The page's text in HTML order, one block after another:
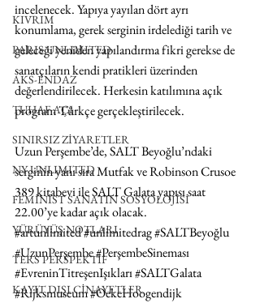
KIVRIM
PARIS UNLIMITED
AKS-ENDAZ
TUHAF AÇI
SINIRSIZ ZİYARETLER
NY UNLIMITED
FEMİNİST SANATIN SOSYOLOJİSİ
YÜRÜYÜŞ NOTLARI
TERS PERSPEKTİF
KAYIT DIŞI CİNAYETLER
incelenecek. Yapıya yayılan dört ayrı
konumlama, gerek serginin irdelediği tarih ve
geleceği yeniden yapılandırma fikri gerekse de
sanatçıların kendi pratikleri üzerinden
değerlendirilecek. Herkesin katılımına açık
program Türkçe gerçekleştirilecek.
Uzun Perşembe’de, SALT Beyoğlu’ndaki
serginin yanı sıra Mutfak ve Robinson Crusoe
389 kitabevi ile SALT Galata yapısı saat
22.00’ye kadar açık olacak.
#artunlimited#unlimitedrag#SALTBeyoğlu
#UzunPerşembe#PerşembeSineması
#EvreninTitreşenIşıkları#SALTGalata
#Rijksmuseum#OekeHoogendijk